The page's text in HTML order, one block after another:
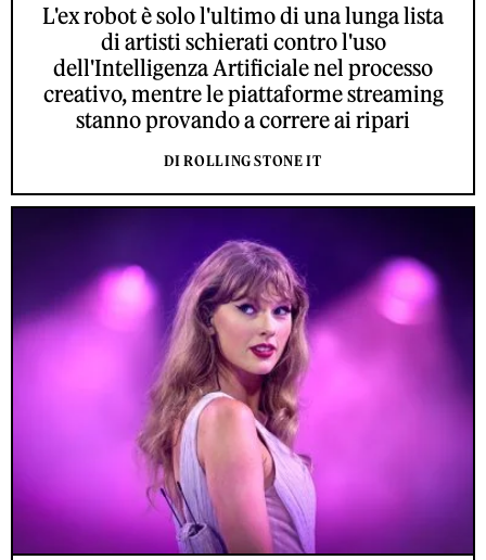
L'ex robot è solo l'ultimo di una lunga lista
di artisti schierati contro l'uso
dell'Intelligenza Artificiale nel processo
creativo, mentre le piattaforme streaming
stanno provando a correre ai ripari
DI ROLLING STONE IT